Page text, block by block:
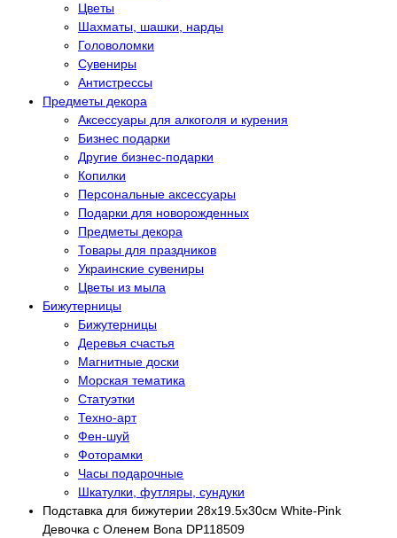
Цветы
Шахматы, шашки, нарды
Головоломки
Сувениры
Антистрессы
Предметы декора
Аксессуары для алкоголя и курения
Бизнес подарки
Другие бизнес-подарки
Копилки
Персональные аксессуары
Подарки для новорожденных
Предметы декора
Товары для праздников
Украинские сувениры
Цветы из мыла
Бижутерницы
Бижутерницы
Деревья счастья
Магнитные доски
Морская тематика
Статуэтки
Техно-арт
Фен-шуй
Фоторамки
Часы подарочные
Шкатулки, футляры, сундуки
Подставка для бижутерии 28х19.5х30см White-Pink
Девочка с Оленем Bona DP118509